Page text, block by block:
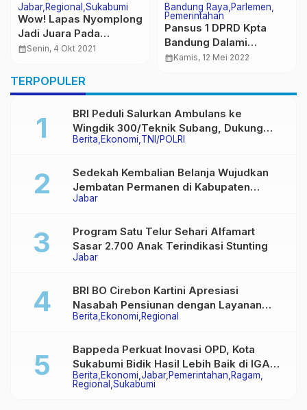
Bandung Raya Parlemen
Pansus 4 DPRD Kota
Bandung Bahas
Raperda SOTK Tentang
calendar_monthKamis, 30 Jan 2025
Bandung Raya Jabar
Olahraga Politik
Viking Rancaekek
Dukung Penuh
Pasangan Bakal Calon
calendar_monthKamis, 23 Jul 2020
TERPOPULER
Berita Ekonomi TNI/POLRI
BRI Peduli Salurkan Ambulans ke
Wingdik 300/Teknik Subang, Dukung
Akses Layanan Kesehatan Masyarakat
Jabar
Sedekah Kembalian Belanja Wujudkan
Jembatan Permanen di Kabupaten
Sukabumi
Jabar
Program Satu Telur Sehari Alfamart
Sasar 2.700 Anak Terindikasi Stunting
Berita Ekonomi Regional
BRI BO Cirebon Kartini Apresiasi
Nasabah Pensiunan dengan Layanan
Terpadu, Literasi Keuangan hingga
Berita Ekonomi Jabar Pemerintahan Ragam
Regional Sukabumi
Bappeda Perkuat Inovasi OPD, Kota
Sukabumi Bidik Hasil Lebih Baik di IGA
2026